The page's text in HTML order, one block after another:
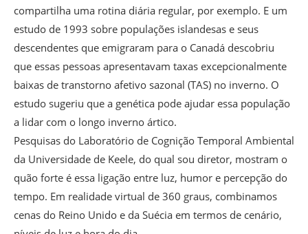
compartilha uma rotina diária regular, por exemplo. E um
estudo de 1993 sobre populações islandesas e seus
descendentes que emigraram para o Canadá descobriu
que essas pessoas apresentavam taxas excepcionalmente
baixas de transtorno afetivo sazonal (TAS) no inverno. O
estudo sugeriu que a genética pode ajudar essa população
a lidar com o longo inverno ártico.
Pesquisas do Laboratório de Cognição Temporal Ambiental
da Universidade de Keele, do qual sou diretor, mostram o
quão forte é essa ligação entre luz, humor e percepção do
tempo. Em realidade virtual de 360 graus, combinamos
cenas do Reino Unido e da Suécia em termos de cenário,